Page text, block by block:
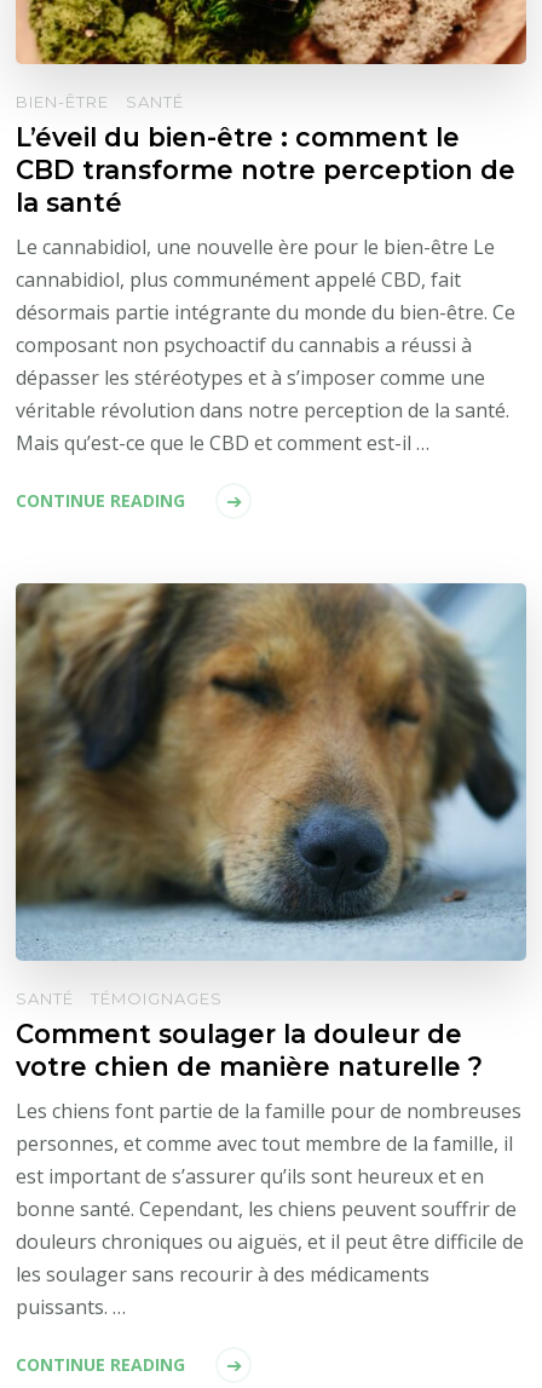
BIEN-ÊTRE SANTÉ
L’éveil du bien-être : comment le
CBD transforme notre perception de
la santé
Le cannabidiol, une nouvelle ère pour le bien-être Le
cannabidiol, plus communément appelé CBD, fait
désormais partie intégrante du monde du bien-être. Ce
composant non psychoactif du cannabis a réussi à
dépasser les stéréotypes et à s’imposer comme une
véritable révolution dans notre perception de la santé.
Mais qu’est-ce que le CBD et comment est-il …
CONTINUE READING
SANTÉ TÉMOIGNAGES
Comment soulager la douleur de
votre chien de manière naturelle ?
Les chiens font partie de la famille pour de nombreuses
personnes, et comme avec tout membre de la famille, il
est important de s’assurer qu’ils sont heureux et en
bonne santé. Cependant, les chiens peuvent souffrir de
douleurs chroniques ou aiguës, et il peut être difficile de
les soulager sans recourir à des médicaments
puissants. …
CONTINUE READING